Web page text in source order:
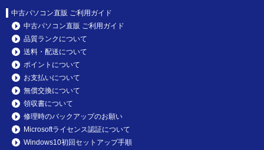
中古パソコン直販 ご利用ガイド
中古パソコン直販 ご利用ガイド
品質ランクについて
送料・配送について
ポイントについて
お支払いについて
無償交換について
領収書について
修理時のバックアップのお願い
Microsoftライセンス認証について
Windows10初回セットアップ手順